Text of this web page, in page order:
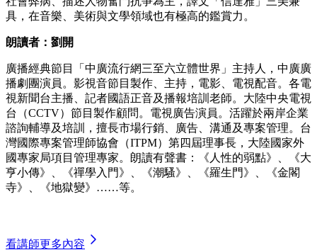
具，在音樂、美術與文學領域也有極高的鑑賞力。
朗讀者：劉開
廣播經典節目「中廣流行網三至六立體世界」主持人，中廣廣
播劇團演員。影視音節目製作、主持，電影、電視配音。各電
視新聞台主播、記者國語正音及播報培訓老師。大陸中央電視
台（CCTV）節目製作顧問。電視廣告演員。活躍於兩岸企業
諮詢輔導及培訓，擅長市場行銷、廣告、溝通及專案管理。台
灣國際專案管理師協會（ITPM）第四屆理事長，大陸國家外
國專家局項目管理專家。朗讀有聲書：《人性的弱點》、《大
亨小傳》、《禪學入門》、《潮騷》、《羅生門》、《金閣
寺》、《地獄變》……等。
看講師更多內容